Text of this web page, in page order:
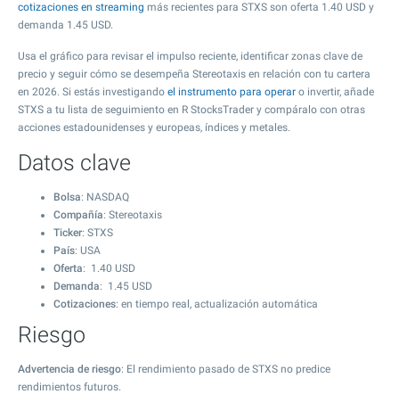
cotizaciones en streaming más recientes para STXS son oferta 1.40 USD y
demanda 1.45 USD.
Usa el gráfico para revisar el impulso reciente, identificar zonas clave de
precio y seguir cómo se desempeña Stereotaxis en relación con tu cartera
en 2026. Si estás investigando el instrumento para operar o invertir, añade
STXS a tu lista de seguimiento en R StocksTrader y compáralo con otras
acciones estadounidenses y europeas, índices y metales.
Datos clave
Bolsa: NASDAQ
Compañía: Stereotaxis
Ticker: STXS
País: USA
Oferta: 1.40 USD
Demanda: 1.45 USD
Cotizaciones: en tiempo real, actualización automática
Riesgo
Advertencia de riesgo: El rendimiento pasado de STXS no predice
rendimientos futuros.